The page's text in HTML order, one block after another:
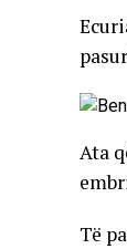
Ata
Të